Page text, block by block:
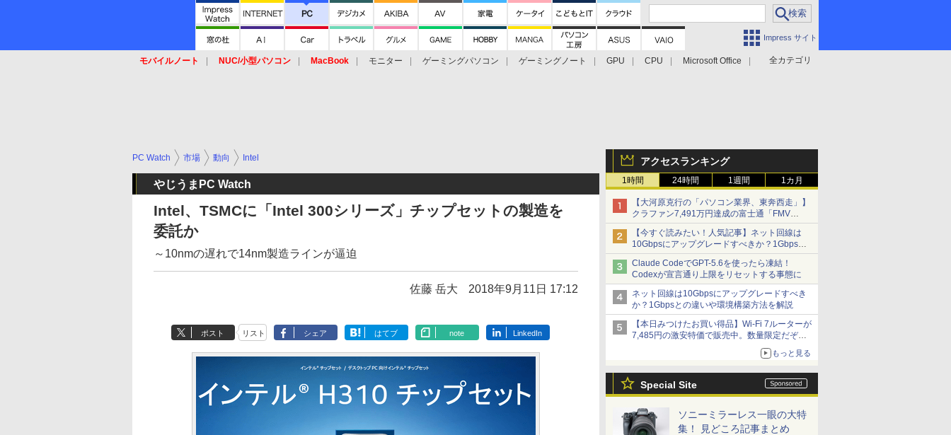
Impress サイト
全カテゴリ
モバイルノート NUC/小型パソコン MacBook モニター ゲーミングパソコン ゲーミングノート GPU CPU
Microsoft Office
アクセスランキング
1時間 24時間 1週間 1カ月
【大河原克行の「パソコン業界、東奔西走」】
クラファン7,491万円達成の富士通「FMV
Keyboard X」、極限の静音化を追求
【今すぐ読みたい！人気記事】ネット回線は
10Gbpsにアップグレードすべきか？1Gbpsと
の違いや環境構築方法を解説 - PC Watch
Claude CodeでGPT-5.6を使ったら凍結！
Codexが宣言通り上限をリセットする事態に
ネット回線は10Gbpsにアップグレードすべき
か？1Gbpsとの違いや環境構築方法を解説
【本日みつけたお買い得品】Wi-Fi 7ルーターが
7,485円の激安特価で販売中。数量限定だぞ急
もっと見る
Special Site
ソニーミラーレス一眼の大特
集！ 見どころ記事まとめ
PC Watch 市場 動向 Intel
やじうまPC Watch
Intel、TSMCに「Intel 300シリーズ」チップセットの製造を
委託か
～10nmの遅れで14nm製造ラインが逼迫
佐藤 岳大 2018年9月11日 17:12
ポスト リスト シェア はてブ note LinkedIn